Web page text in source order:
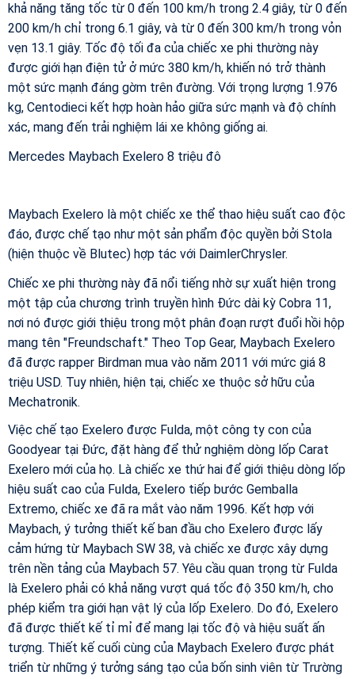
khả năng tăng tốc từ 0 đến 100 km/h trong 2.4 giây, từ 0 đến
200 km/h chỉ trong 6.1 giây, và từ 0 đến 300 km/h trong vỏn
vẹn 13.1 giây. Tốc độ tối đa của chiếc xe phi thường này
được giới hạn điện tử ở mức 380 km/h, khiến nó trở thành
một sức mạnh đáng gờm trên đường. Với trọng lượng 1.976
kg, Centodieci kết hợp hoàn hảo giữa sức mạnh và độ chính
xác, mang đến trải nghiệm lái xe không giống ai.
Mercedes Maybach Exelero 8 triệu đô
Maybach Exelero là một chiếc xe thể thao hiệu suất cao độc
đáo, được chế tạo như một sản phẩm độc quyền bởi Stola
(hiện thuộc về Blutec) hợp tác với DaimlerChrysler.
Chiếc xe phi thường này đã nổi tiếng nhờ sự xuất hiện trong
một tập của chương trình truyền hình Đức dài kỳ Cobra 11,
nơi nó được giới thiệu trong một phân đoạn rượt đuổi hồi hộp
mang tên "Freundschaft." Theo Top Gear, Maybach Exelero
đã được rapper Birdman mua vào năm 2011 với mức giá 8
triệu USD. Tuy nhiên, hiện tại, chiếc xe thuộc sở hữu của
Mechatronik.
Việc chế tạo Exelero được Fulda, một công ty con của
Goodyear tại Đức, đặt hàng để thử nghiệm dòng lốp Carat
Exelero mới của họ. Là chiếc xe thứ hai để giới thiệu dòng lốp
hiệu suất cao của Fulda, Exelero tiếp bước Gemballa
Extremo, chiếc xe đã ra mắt vào năm 1996. Kết hợp với
Maybach, ý tưởng thiết kế ban đầu cho Exelero được lấy
cảm hứng từ Maybach SW 38, và chiếc xe được xây dựng
trên nền tảng của Maybach 57. Yêu cầu quan trọng từ Fulda
là Exelero phải có khả năng vượt quá tốc độ 350 km/h, cho
phép kiểm tra giới hạn vật lý của lốp Exelero. Do đó, Exelero
đã được thiết kế tỉ mỉ để mang lại tốc độ và hiệu suất ấn
tượng. Thiết kế cuối cùng của Maybach Exelero được phát
triển từ những ý tưởng sáng tạo của bốn sinh viên từ Trường